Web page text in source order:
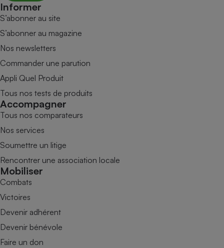
Informer
S’abonner au site
S’abonner au magazine
Nos newsletters
Commander une parution
Appli Quel Produit
Tous nos tests de produits
Accompagner
Tous nos comparateurs
Nos services
Soumettre un litige
Rencontrer une association locale
Mobiliser
Combats
Victoires
Devenir adhérent
Devenir bénévole
Faire un don